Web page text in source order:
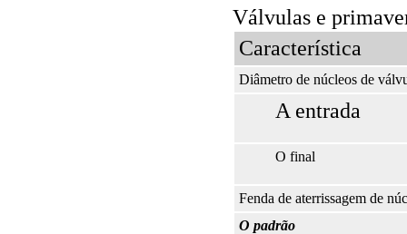
Válvulas e
Característica
Diâmetro de núcleos de
A entrada
O final
Fenda de aterrissagem de
O padrão